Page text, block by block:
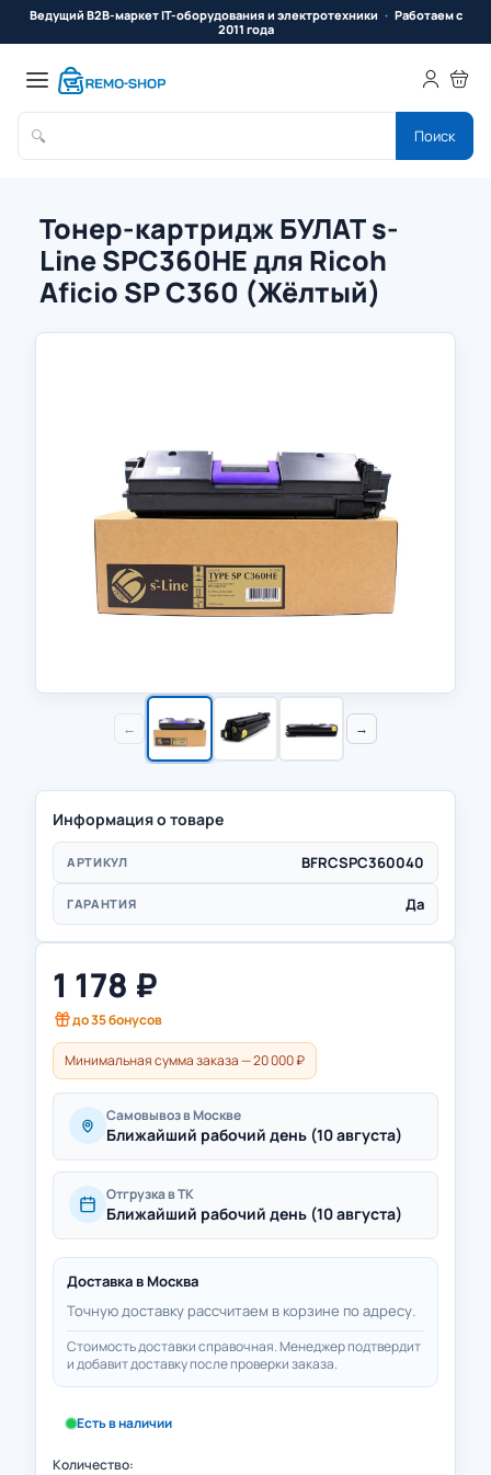
Ведущий B2B-маркет IT-оборудования и электротехники
Работаем с
2011 года
🔍 Поиск
Тонер-картридж БУЛАТ s-
Line SPC360HE для Ricoh
Aficio SP C360 (Жёлтый)
← →
Информация о товаре
АРТИКУЛ BFRCSPC360040
ГАРАНТИЯ Да
1 178 ₽
до35бонусов
Минимальная сумма заказа — 20 000 ₽
Самовывоз в Москве
Ближайший рабочий день (10 августа)
Отгрузка в ТК
Ближайший рабочий день (10 августа)
Доставка в Москва
Точную доставку рассчитаем в корзине по адресу.
Стоимость доставки справочная. Менеджер подтвердит
и добавит доставку после проверки заказа.
Есть в наличии
Количество: